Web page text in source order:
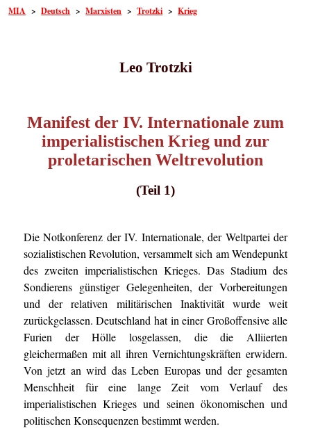
MIA >Deutsch >Marxisten >Trotzki >Krieg
Leo Trotzki
Manifest der IV. Internationale zum
imperialistischen Krieg und zur
proletarischen Weltrevolution
(Teil 1)
Die Notkonferenz der IV. Internationale, der Weltpartei der
sozialistischen Revolution, versammelt sich am Wendepunkt
des zweiten imperialistischen Krieges. Das Stadium des
Sondierens günstiger Gelegenheiten, der Vorbereitungen
und der relativen militärischen Inaktivität wurde weit
zurückgelassen. Deutschland hat in einer Großoffensive alle
Furien der Hölle losgelassen, die die Alliierten
gleichermaßen mit all ihren Vernichtungskräften erwidern.
Von jetzt an wird das Leben Europas und der gesamten
Menschheit für eine lange Zeit vom Verlauf des
imperialistischen Krieges und seinen ökonomischen und
politischen Konsequenzen bestimmt werden.